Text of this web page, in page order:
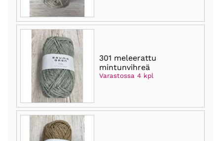
301 meleerattu
mintunvihreä
Varastossa 4 kpl